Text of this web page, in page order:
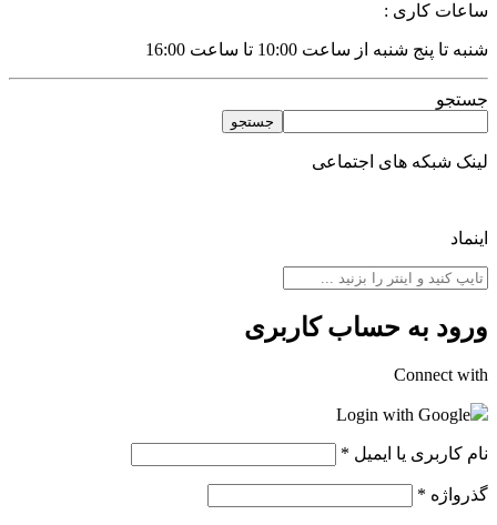
ساعات کاری :
شنبه تا پنج شنبه از ساعت 10:00 تا ساعت 16:00
جستجو
جستجو
لینک شبکه های اجتماعی
اینماد
ورود به حساب کاربری
Connect with
Login with Google
نام کاربری یا ایمیل *
گذرواژه *